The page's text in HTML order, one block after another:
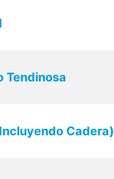
Tendinosa
Cadera)